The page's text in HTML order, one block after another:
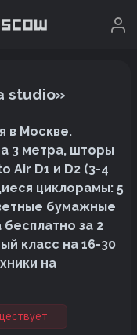
studio»
в Москве.
3 метра, шторы
Air D1 и D2 (3-4
циклорамы: 5
бумажные
за 2
класс на 16-30
на